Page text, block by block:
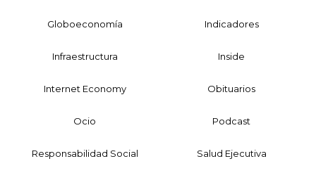
Globoeconomía Indicadores
Infraestructura Inside
Internet Economy Obituarios
Ocio Podcast
Responsabilidad Social Salud Ejecutiva